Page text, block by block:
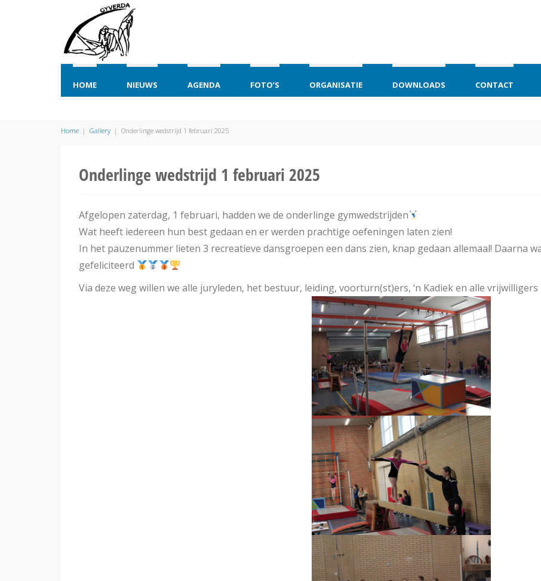
HOME NIEUWS AGENDA FOTO’S ORGANISATIE DOWNLOADS CONTACT
Home | Gallery | Onderlinge wedstrijd 1 februari 2025
Onderlinge wedstrijd 1 februari 2025
Afgelopen zaterdag, 1 februari, hadden we de onderlinge gymwedstrijden
Wat heeft iedereen hun best gedaan en er werden prachtige oefeningen laten zien!
In het pauzenummer lieten 3 recreatieve dansgroepen een dans zien, knap gedaan allemaal! Daarna
gefeliciteerd
Via deze weg willen we alle juryleden, het bestuur, leiding, voorturn(st)ers, ‘n Kadiek en alle